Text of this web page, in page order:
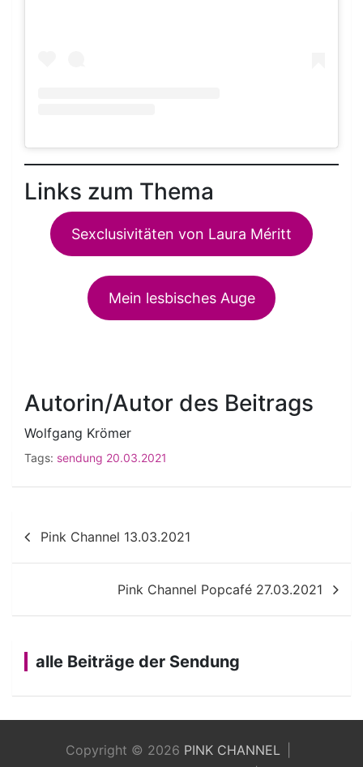
Links zum Thema
Sexclusivitäten von Laura Méritt
Mein lesbisches Auge
Autorin/Autor des Beitrags
Wolfgang Krömer
Tags: sendung 20.03.2021
Beitragsnavigation
Pink Channel 13.03.2021
Pink Channel Popcafé 27.03.2021
alle Beiträge der Sendung
Copyright © 2026 PINK CHANNEL